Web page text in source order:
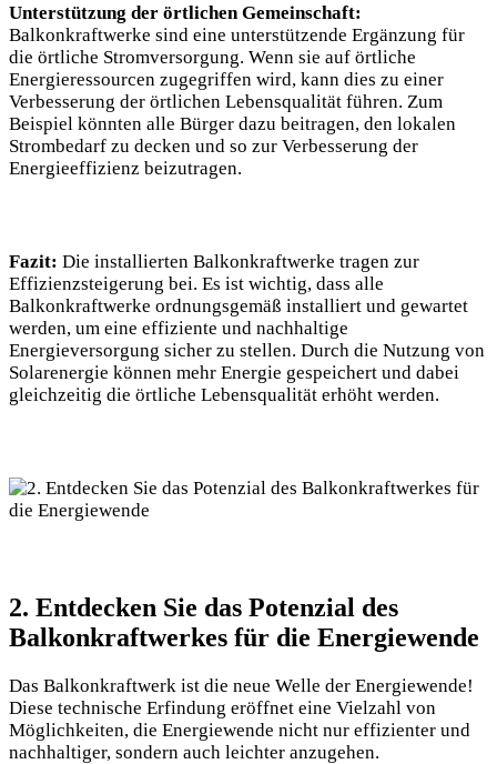
Unterstützung der örtlichen Gemeinschaft:
Balkonkraftwerke sind eine unterstützende Ergänzung für
die örtliche Stromversorgung. Wenn sie auf örtliche
Energieressourcen zugegriffen wird, kann dies zu einer
Verbesserung der örtlichen Lebensqualität führen. Zum
Beispiel könnten alle Bürger dazu beitragen, den lokalen
Strombedarf zu decken und so zur Verbesserung der
Energieeffizienz beizutragen.
Fazit: Die installierten Balkonkraftwerke tragen zur
Effizienzsteigerung bei. Es ist wichtig, dass alle
Balkonkraftwerke ordnungsgemäß installiert und gewartet
werden, um eine effiziente und nachhaltige
Energieversorgung sicher zu stellen. Durch die Nutzung von
Solarenergie können mehr Energie gespeichert und dabei
gleichzeitig die örtliche Lebensqualität erhöht werden.
2. Entdecken Sie das Potenzial des
Balkonkraftwerkes für die Energiewende
Das Balkonkraftwerk ist die neue Welle der Energiewende!
Diese technische Erfindung eröffnet eine Vielzahl von
Möglichkeiten, die Energiewende nicht nur effizienter und
nachhaltiger, sondern auch leichter anzugehen.